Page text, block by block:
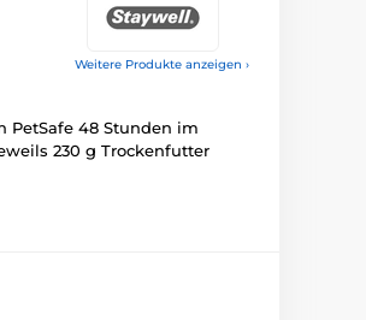
Weitere Produkte anzeigen ›
PetSafe 48 Stunden im
230 g Trockenfutter